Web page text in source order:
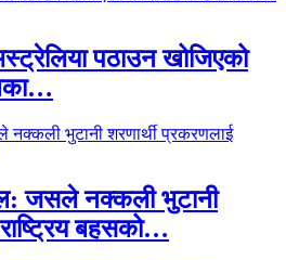
पठाउन खोजिएको
जसले नक्कली भुटानी
बहसको…